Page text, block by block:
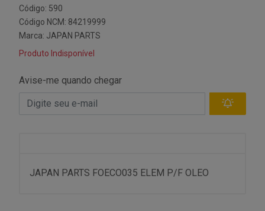
Código: 590
Código NCM: 84219999
Marca: JAPAN PARTS
Produto Indisponível
Avise-me quando chegar
JAPAN PARTS FOECO035 ELEM P/F OLEO